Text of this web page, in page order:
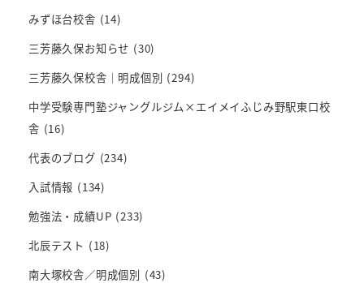
みずほ台校舎 (14)
三芳藤久保お知らせ (30)
三芳藤久保校舎｜明成個別 (294)
中学受験専門塾ジャングルジム×エイメイふじみ野駅東口校
舎 (16)
代表のブログ (234)
入試情報 (134)
勉強法・成績UP (233)
北辰テスト (18)
南大塚校舎／明成個別 (43)